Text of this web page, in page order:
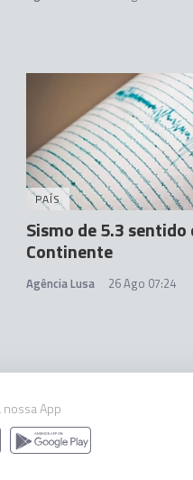
PAÍS
Sismo de 5.3
Continente
Agência Lusa 26 Ago 07:24
nossa App